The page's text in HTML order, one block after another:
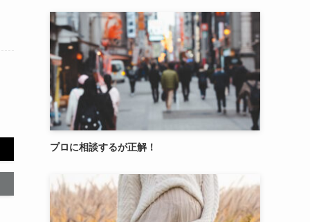
プロに相談するが正解！